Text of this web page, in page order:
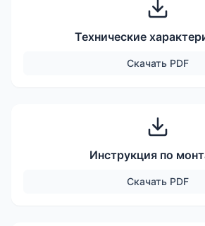
Технические
Скачать PDF
Инструкция по
Скачать PDF